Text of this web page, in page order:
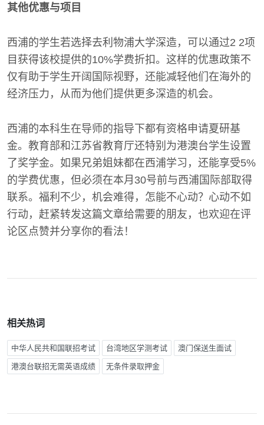
其他优惠与项目
西浦的学生若选择去利物浦大学深造，可以通过2 2项
目获得该校提供的10%学费折扣。这样的优惠政策不
仅有助于学生开阔国际视野，还能减轻他们在海外的
经济压力，从而为他们提供更多深造的机会。
西浦的本科生在导师的指导下都有资格申请夏研基
金。教育部和江苏省教育厅还特别为港澳台学生设置
了奖学金。如果兄弟姐妹都在西浦学习，还能享受5%
的学费优惠，但必须在本月30号前与西浦国际部取得
联系。福利不少，机会难得，怎能不心动？心动不如
行动，赶紧转发这篇文章给需要的朋友，也欢迎在评
论区点赞并分享你的看法！
相关热词
中华人民共和国联招考试 台湾地区学测考试 澳门保送生面试
港澳台联招无需英语成绩 无条件录取押金